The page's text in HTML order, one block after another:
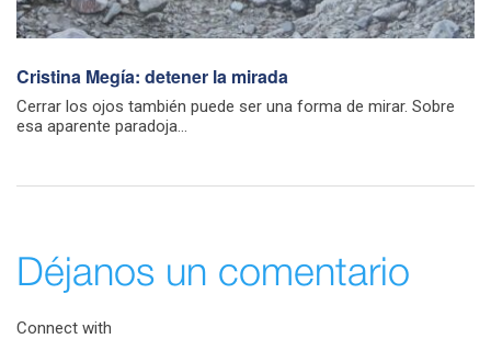
Cristina Megía: detener la mirada
Cerrar los ojos también puede ser una forma de mirar. Sobre
esa aparente paradoja...
Déjanos un comentario
Connect with